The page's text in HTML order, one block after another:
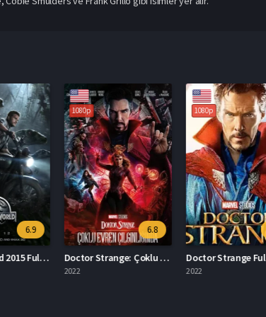
6.9
Jurassic World 2015 Full İzle
1080p
6.8
Doctor Strange: Çoklu Evren Çılgınlığında İzle
6.8
Doctor Strange Full İzle